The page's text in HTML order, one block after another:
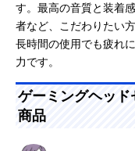
す。最高の音質と装着
者など、こだわりたい
長時間の使用でも疲れ
力です。
ゲーミングヘッ
商品